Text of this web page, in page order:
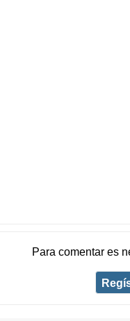
Para comentar es